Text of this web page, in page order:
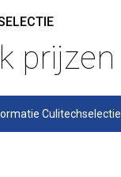
prijzen
Culitechselectie